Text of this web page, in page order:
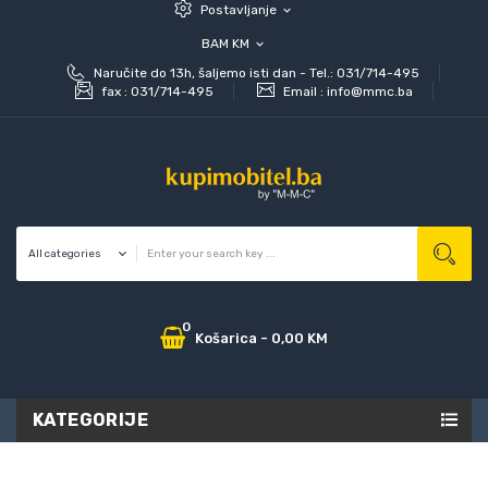
Postavljanje expand_more
BAM KM expand_more
Naručite do 13h, šaljemo isti dan - Tel.: 031/714-495
fax : 031/714-495 Email : info@mmc.ba
Košarica
0
- 0,00 KM
KATEGORIJE